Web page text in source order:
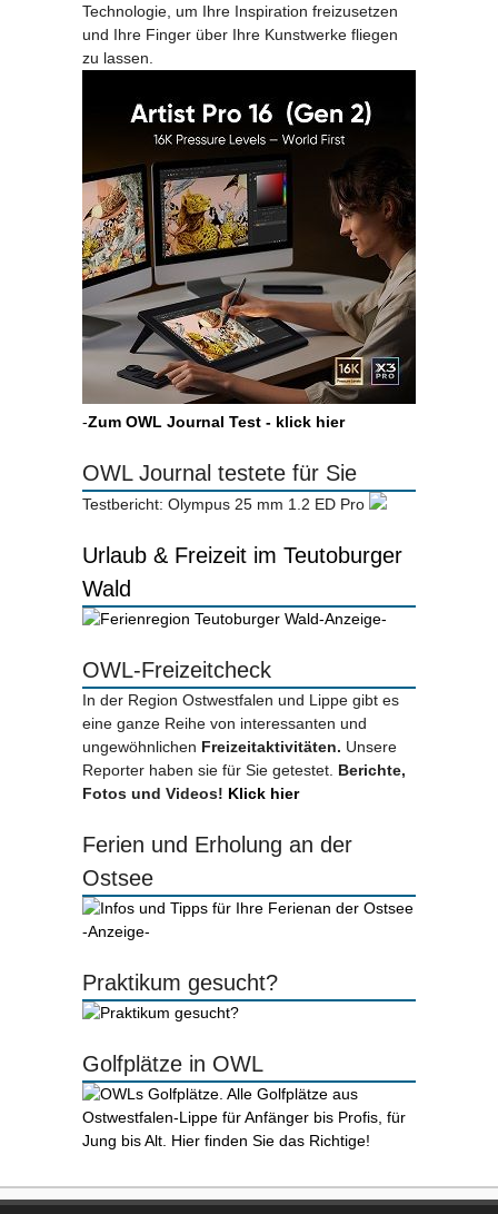
Technologie, um Ihre Inspiration freizusetzen
und Ihre Finger über Ihre Kunstwerke fliegen
zu lassen.
-Zum OWL Journal Test - klick hier
OWL Journal testete für Sie
Testbericht: Olympus 25 mm 1.2 ED Pro
Urlaub & Freizeit im Teutoburger
Wald
-Anzeige-
OWL-Freizeitcheck
In der Region Ostwestfalen und Lippe gibt es
eine ganze Reihe von interessanten und
ungewöhnlichen Freizeitaktivitäten. Unsere
Reporter haben sie für Sie getestet. Berichte,
Fotos und Videos! Klick hier
Ferien und Erholung an der
Ostsee
-Anzeige-
Praktikum gesucht?
Golfplätze in OWL